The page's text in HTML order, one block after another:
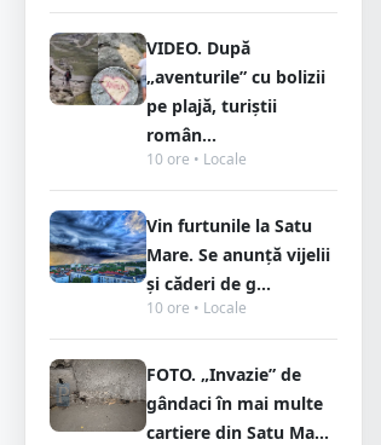
VIDEO. După
„aventurile” cu bolizii
pe plajă, turiștii
român...
10 ore • Locale
Vin furtunile la Satu
Mare. Se anunță vijelii
și căderi de g...
10 ore • Locale
FOTO. „Invazie” de
gândaci în mai multe
cartiere din Satu Ma...